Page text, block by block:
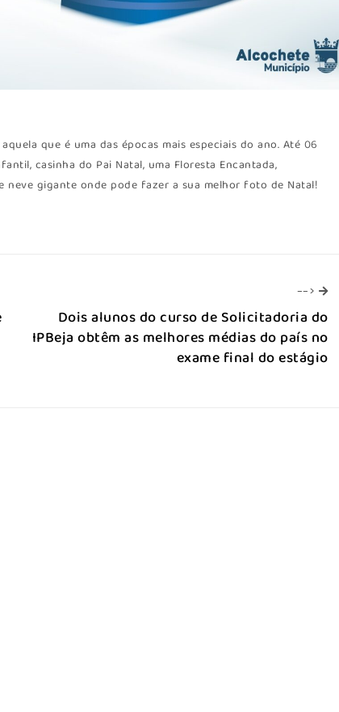
que é uma das épocas mais especiais do ano. Até 06
casinha do Pai Natal, uma Floresta Encantada,
neve gigante onde pode fazer a sua melhor foto de Natal!
--> -->
Dois alunos do curso de Solicitadoria do
IPBeja obtêm as melhores médias do país no
exame final do estágio